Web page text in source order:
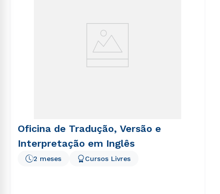
Oficina de Tradução, Versão e
Interpretação em Inglês
2 meses Cursos Livres